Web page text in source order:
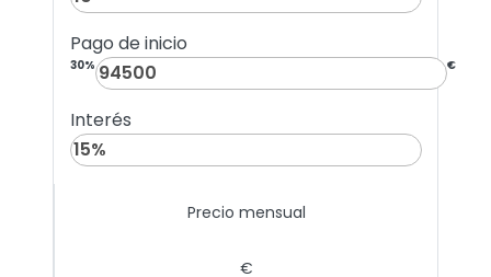
Pago de inicio
30% €
Interés
Precio mensual
€